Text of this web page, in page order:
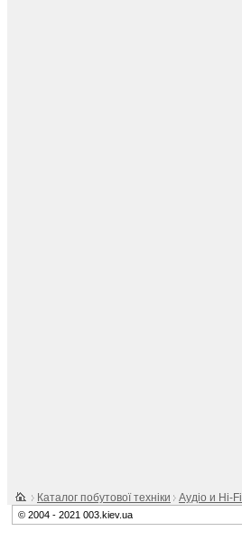
Каталог побутової техніки Аудіо и Hi-Fi
© 2004 - 2021 003.kiev.ua